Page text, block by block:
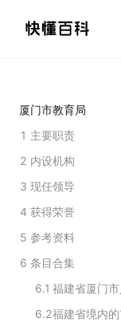
厦门市教育局
1 主要职责
2 内设机构
3 现任领导
4 获得荣誉
5 参考资料
6 条目合集
6.1
6.2